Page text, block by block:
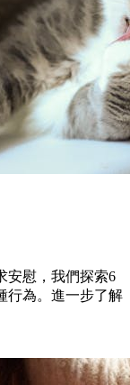
安慰，我們探索6
行為。進一步了解